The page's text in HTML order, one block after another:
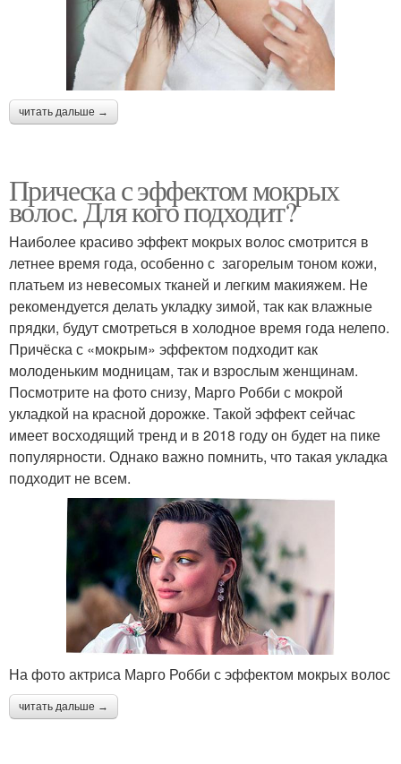
читать дальше →
Прическа с эффектом мокрых
волос. Для кого подходит?
Наиболее красиво эффект мокрых волос смотрится в
летнее время года, особенно с загорелым тоном кожи,
платьем из невесомых тканей и легким макияжем. Не
рекомендуется делать укладку зимой, так как влажные
прядки, будут смотреться в холодное время года нелепо.
Причёска с «мокрым» эффектом подходит как
молоденьким модницам, так и взрослым женщинам.
Посмотрите на фото снизу, Марго Робби с мокрой
укладкой на красной дорожке. Такой эффект сейчас
имеет восходящий тренд и в 2018 году он будет на пике
популярности. Однако важно помнить, что такая укладка
подходит не всем.
На фото актриса Марго Робби с эффектом мокрых волос
читать дальше →